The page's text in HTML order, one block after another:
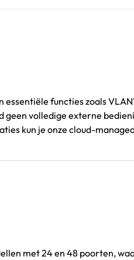
functies zoals
volledige externe
kun je onze cloud-
met 24 en 48 poorten,